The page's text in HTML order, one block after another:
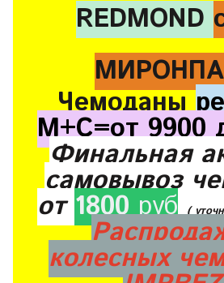
REDMOND
Чемоданы
М+С=от 9900
Финальная
самовывоз
от1800руб (
колесных